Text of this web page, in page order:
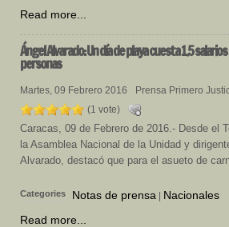
Read more...
ÁngelAlvarado: Un día de playa cuesta 1.5
personas
Martes, 09 Febrero 2016
Prensa Primero
(1 vote)
Caracas, 09 de Febrero de 2016.- Desde el
la Asamblea Nacional de la Unidad y
Alvarado, destacó que para el asueto de
Categories Notas de prensa | Nacionales
Read more...